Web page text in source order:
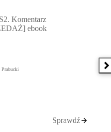
Komentarz
ebook
Prabucki
Sprawdź